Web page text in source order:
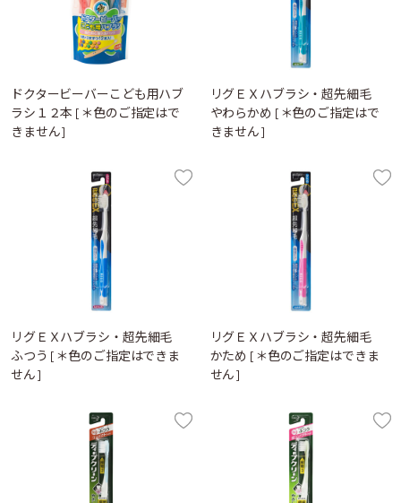
ドクタービーバーこども用ハブ
ラシ１２本 [＊色のご指定はで
きません]
リグＥＸハブラシ・超先細毛
やわらかめ [＊色のご指定はで
きません]
リグＥＸハブラシ・超先細毛
ふつう [＊色のご指定はできま
せん]
リグＥＸハブラシ・超先細毛
かため [＊色のご指定はできま
せん]